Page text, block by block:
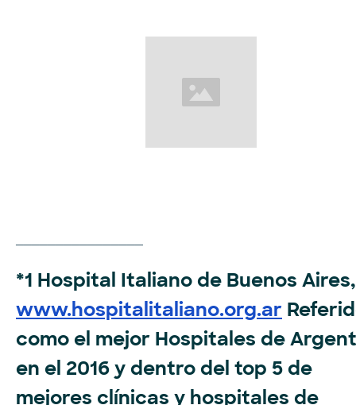
*1 Hospital Italiano de Buenos Aires,
www.hospitalitaliano.org.ar
como el mejor Hospitales de
en el 2016 y dentro del top 5 de
mejores clínicas y hospitales de